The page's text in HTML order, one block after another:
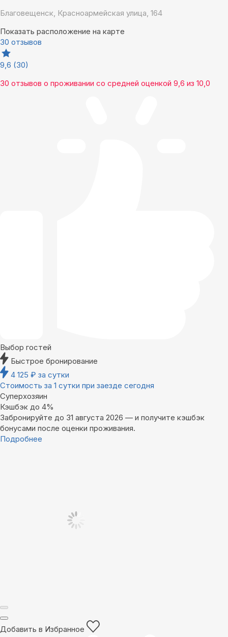
Благовещенск, Красноармейская улица, 164
Показать расположение на карте
30 отзывов
9,6 (30)
30 отзывов о проживании со средней оценкой 9,6 из 10,0
Выбор гостей
Быстрое бронирование
4 125 ₽ за сутки
Стоимость за 1 сутки при заезде сегодня
Суперхозяин
Кэшбэк до 4%
Забронируйте до 31 августа 2026 — и получите кэшбэк
бонусами после оценки проживания.
Подробнее
Добавить в Избранное